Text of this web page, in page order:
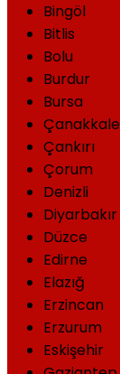
Bingöl
Bitlis
Bolu
Burdur
Bursa
Çanakkale
Çankırı
Çorum
Denizli
Diyarbakır
Düzce
Edirne
Elazığ
Erzincan
Erzurum
Eskişehir